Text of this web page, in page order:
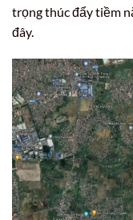
trọng thúc đẩy tiềm
đây.